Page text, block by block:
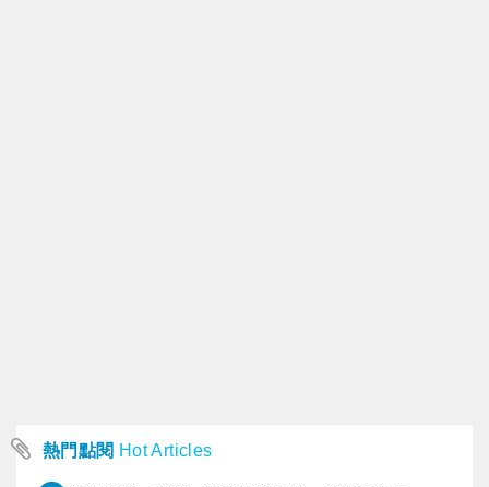
熱門點閱 Hot Articles